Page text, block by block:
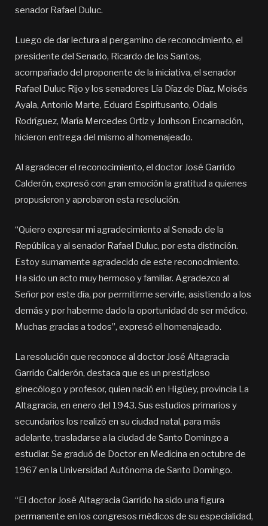
senador Rafael Duluc.
Luego de dar lectura al pergamino de reconocimiento, el
presidente del Senado, Ricardo de los Santos,
acompañado del proponente de la iniciativa, el senador
Rafael Duluc Rijo y los senadores Lía Díaz de Díaz, Moisés
Ayala, Antonio Marte, Eduard Espiritusanto, Odalis
Rodríguez, María Mercedes Ortiz y Jonhson Encarnación,
hicieron entrega del mismo al homenajeado.
Al agradecer el reconocimiento, el doctor José Garrido
Calderón, expresó con gran emoción la gratitud a quienes
propusieron y aprobaron esta resolución.
“Quiero expresar mi agradecimiento al Senado de la
República y al senador Rafael Duluc, por esta distinción.
Estoy sumamente agradecido de este reconocimiento.
Ha sido un acto muy hermoso y familiar. Agradezco al
Señor por este día, por permitirme servirle, asistiendo a los
demás y por haberme dado la oportunidad de ser médico.
Muchas gracias a todos”, expresó el homenajeado.
La resolución que reconoce al doctor José Altagracia
Garrido Calderón, destaca que es un prestigioso
ginecólogo y profesor, quien nació en Higüey, provincia La
Altagracia, en enero del 1943. Sus estudios primarios y
secundarios los realizó en su ciudad natal, para más
adelante, trasladarse a la ciudad de Santo Domingo a
estudiar. Se graduó de Doctor en Medicina en octubre de
1967 en la Universidad Autónoma de Santo Domingo.
“El doctor José Altagracia Garrido ha sido una figura
permanente en los congresos médicos de su especialidad,